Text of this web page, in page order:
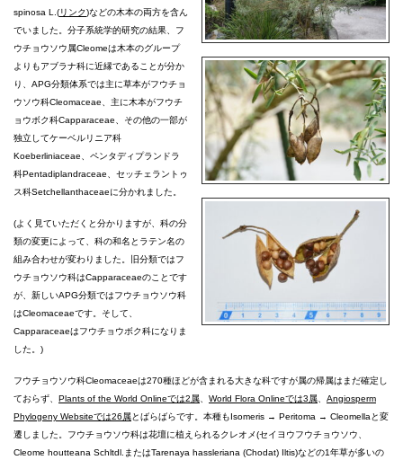
spinosa L.(リンク)などの木本の両方を含ん
でいました。分子系統学的研究の結果、フ
ウチョウソウ属Cleomeは木本のグループ
よりもアブラナ科に近縁であることが分か
り、APG分類体系では主に草本がフウチョ
ウソウ科Cleomaceae、主に木本がフウチ
ョウボク科Capparaceae、その他の一部が
独立してケーベルリニア科
Koeberliniaceae、ペンタディプランドラ
科Pentadiplandraceae、セッチェラントゥ
ス科Setchellanthaceaeに分かれました。
(よく見ていただくと分かりますが、科の分
類の変更によって、科の和名とラテン名の
組み合わせが変わりました。旧分類ではフ
ウチョウソウ科はCapparaceaeのことです
が、新しいAPG分類ではフウチョウソウ科
はCleomaceaeです。そして、
Capparaceaeはフウチョウボク科になりま
した。)
フウチョウソウ科Cleomaceaeは270種ほどが含まれる大きな科ですが属の帰属はまだ確定し
ておらず、 Plants of the World Onlineでは2属 World Flora Onlineでは3属
Angiosperm
Phylogeny Websiteでは26属とばらばらです。本種もIsomeris → Peritoma → Cleomellaと変
遷しました。フウチョウソウ科は花壇に植えられるクレオメ(セイヨウフウチョウソウ、
Cleome houtteana Schltdl.またはTarenaya hassleriana (Chodat) Iltis)などの1年草が多いの